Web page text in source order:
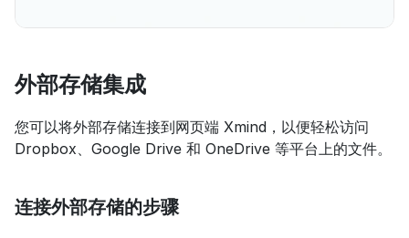
外部存储集成
您可以将外部存储连接到网页端 Xmind，以便轻松访问
Dropbox、Google Drive 和 OneDrive 等平台上的文件。
连接外部存储的步骤